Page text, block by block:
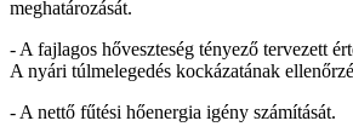
meghatározását.
- A fajlagos hőveszteség tényező tervezett
A nyári túlmelegedés kockázatának
- A nettő fűtési hőenergia igény számítását.